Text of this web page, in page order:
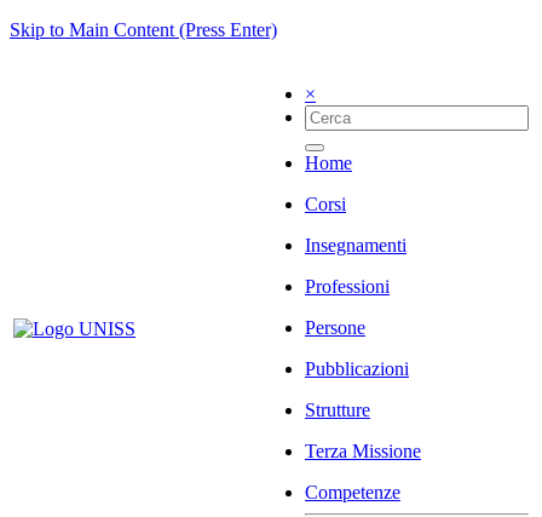
Skip to Main Content (Press Enter)
×
Home
Corsi
Insegnamenti
Professioni
Persone
Pubblicazioni
Strutture
Terza Missione
Competenze